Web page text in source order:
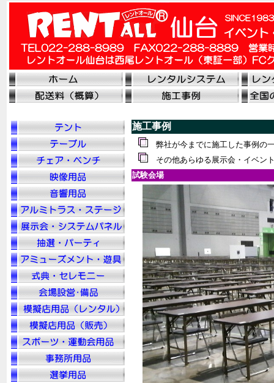
施工事例
弊社が今までに施工した事例
その他あらゆる展示会・イベン
試験会場